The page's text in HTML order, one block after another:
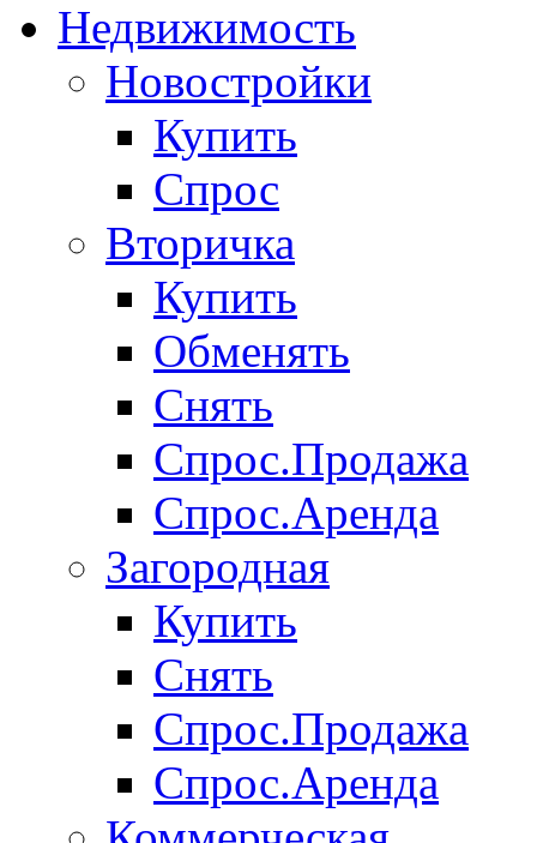
Недвижимость
Новостройки
Купить
Спрос
Вторичка
Купить
Обменять
Снять
Спрос.Продажа
Спрос.Аренда
Загородная
Купить
Снять
Спрос.Продажа
Спрос.Аренда